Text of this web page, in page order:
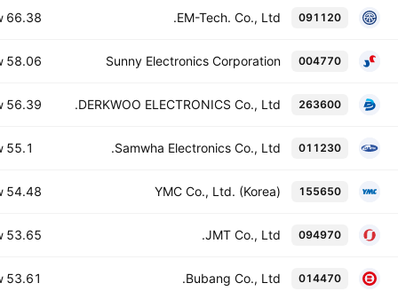
091120
EM-Tech. Co., Ltd.
66.38 B
004770
Sunny Electronics Corporation
58.06 B
263600
DERKWOO ELECTRONICS Co., Ltd.
56.39 B
011230
Samwha Electronics Co., Ltd.
55.1 B
155650
YMC Co., Ltd. (Korea)
54.48 B
094970
JMT Co., Ltd.
53.65 B
014470
Bubang Co., Ltd.
53.61 B